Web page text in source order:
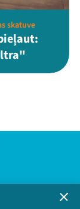
skatuve